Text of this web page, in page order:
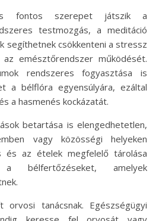
fontos szerepet játszik a
testmozgás, a meditáció
segíthetnek csökkenteni a stressz
emésztőrendszer működését.
rendszeres fogyasztása is
a bélflóra egyensúlyára, ezáltal
a hasmenés kockázatát.
betartása is elengedhetetlen,
vagy közösségi helyeken
és az ételek megfelelő tárolása
bélfertőzéseket, amelyek
tanácsnak. Egészségügyi